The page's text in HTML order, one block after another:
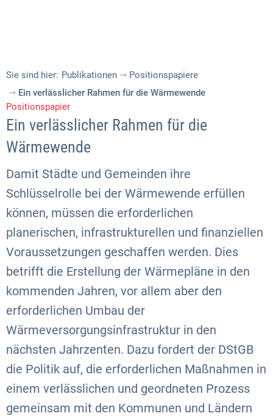
Sie sind hier: Publikationen
Positionspapiere
Ein verlässlicher Rahmen für die Wärmewende
Positionspapier
Ein verlässlicher Rahmen für die
Wärmewende
Damit Städte und Gemeinden ihre
Schlüsselrolle bei der Wärmewende erfüllen
können, müssen die erforderlichen
planerischen, infrastrukturellen und finanziellen
Voraussetzungen geschaffen werden. Dies
betrifft die Erstellung der Wärmepläne in den
kommenden Jahren, vor allem aber den
erforderlichen Umbau der
Wärmeversorgungsinfrastruktur in den
nächsten Jahrzenten. Dazu fordert der DStGB
die Politik auf, die erforderlichen Maßnahmen in
einem verlässlichen und geordneten Prozess
gemeinsam mit den Kommunen und Ländern